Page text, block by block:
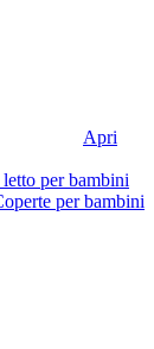
Apri
per bambini
per bambini